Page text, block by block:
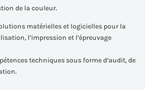
de la couleur.
matérielles et logicielles pour la
l’impression et l’épreuvage
techniques sous forme d’audit, de